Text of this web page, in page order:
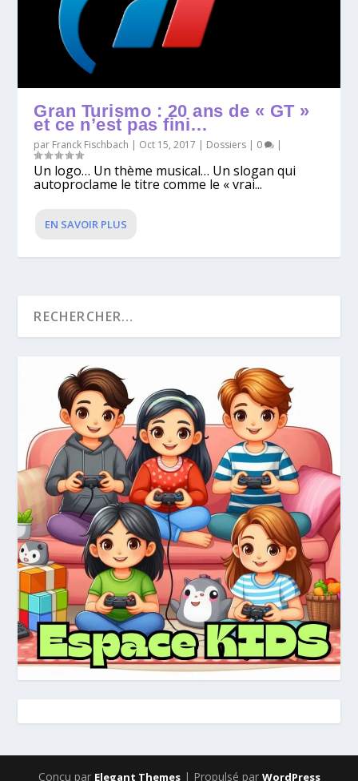
Gran Turismo : 20 ans de « GT »
et ce n’est pas fini…
par Franck Fischbach | Oct 15, 2017 | Dossiers | 0 |
Un logo… Un thème musical… Un slogan qui
autoproclame le titre comme le « vrai...
EN SAVOIR PLUS
Conçu par Elegant Themes| Propulsé par WordPress